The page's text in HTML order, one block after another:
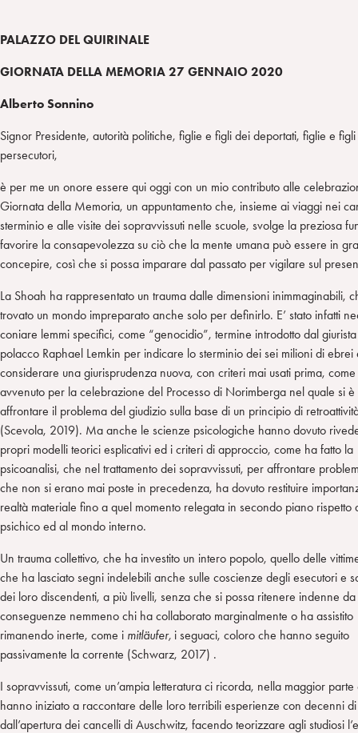
PALAZZO DEL QUIRINALE
GIORNATA DELLA MEMORIA 27 GENNAIO 2020
Alberto Sonnino
Signor Presidente, autorità politiche, figlie e figli dei deportati, figlie e
persecutori,
è per me un onore essere qui oggi con un mio contributo alle
Giornata della Memoria, un appuntamento che, insieme ai viaggi nei
sterminio e alle visite dei sopravvissuti nelle scuole, svolge la preziosa
favorire la consapevolezza su ciò che la mente umana può essere in
concepire, così che si possa imparare dal passato per vigilare sul
La Shoah ha rappresentato un trauma dalle dimensioni inimmaginabili,
trovato un mondo impreparato anche solo per definirlo. E’ stato infatti
coniare lemmi specifici, come “genocidio”, termine introdotto dal
polacco Raphael Lemkin per indicare lo sterminio dei sei milioni di ebrei
considerare una giurisprudenza nuova, con criteri mai usati prima, come
avvenuto per la celebrazione del Processo di Norimberga nel quale si è
affrontare il problema del giudizio sulla base di un principio di
(Scevola, 2019). Ma anche le scienze psicologiche hanno dovuto
propri modelli teorici esplicativi ed i criteri di approccio, come ha fatto la
psicoanalisi, che nel trattamento dei sopravvissuti, per affrontare
che non si erano mai poste in precedenza, ha dovuto restituire
realtà materiale fino a quel momento relegata in secondo piano rispetto
psichico ed al mondo interno.
Un trauma collettivo, che ha investito un intero popolo, quello delle
che ha lasciato segni indelebili anche sulle coscienze degli esecutori e
dei loro discendenti, a più livelli, senza che si possa ritenere indenne da
conseguenze nemmeno chi ha collaborato marginalmente o ha assistito
rimanendo inerte, come i mitläufer, i seguaci, coloro che hanno seguito
passivamente la corrente (Schwarz, 2017) .
I sopravvissuti, come un’ampia letteratura ci ricorda, nella maggior parte
hanno iniziato a raccontare delle loro terribili esperienze con decenni
dall’apertura dei cancelli di Auschwitz, facendo teorizzare agli studiosi